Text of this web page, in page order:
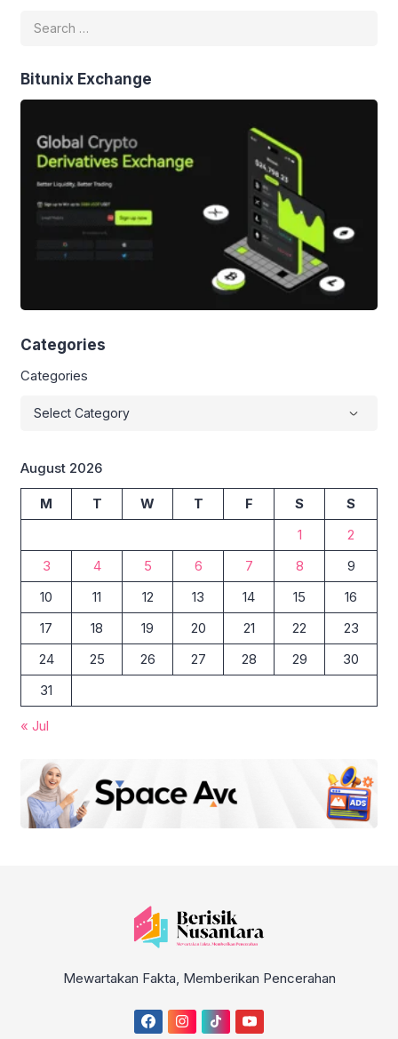
Bitunix Exchange
Categories
Categories
August 2026
M T W T F S
S
1
2
3
4 5 6 7 8
9
10
11 12 13 14 15
16
17
18 19 20 21 22
23
24
25 26 27 28 29
30
31
« Jul
Mewartakan Fakta, Memberikan Pencerahan